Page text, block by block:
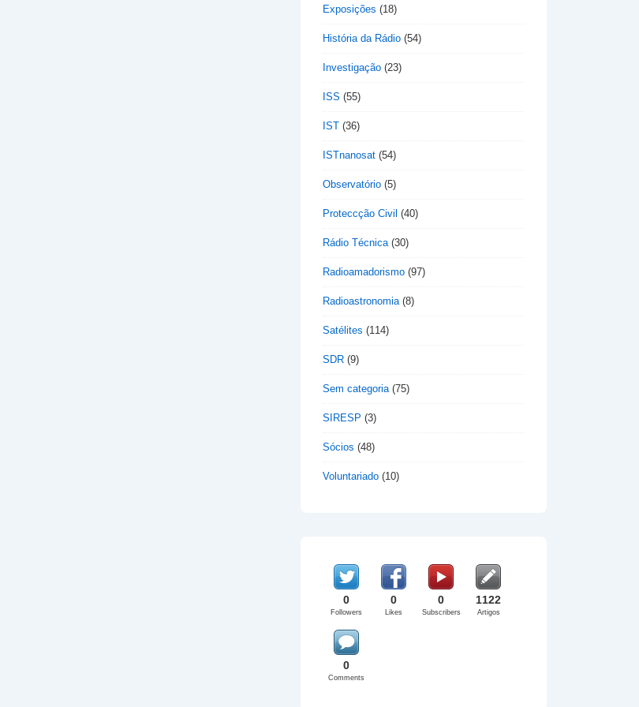
Exposições (18)
História da Rádio (54)
Investigação (23)
ISS (55)
IST (36)
ISTnanosat (54)
Observatório (5)
Proteccção Civil (40)
Rádio Técnica(30)
Radioamadorismo (97)
Radioastronomia(8)
Satélites (114)
SDR (9)
Sem categoria(75)
SIRESP (3)
Sócios (48)
Voluntariado (10)
0
Followers
0
Likes
0
Subscribers
1122
Artigos
0
Comments